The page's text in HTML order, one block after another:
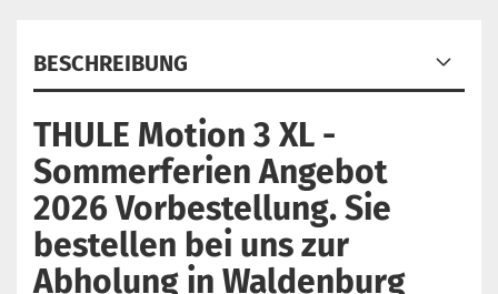
BESCHREIBUNG
THULE Motion 3 XL -
Sommerferien Angebot
2026 Vorbestellung. Sie
bestellen bei uns zur
Abholung in Waldenburg